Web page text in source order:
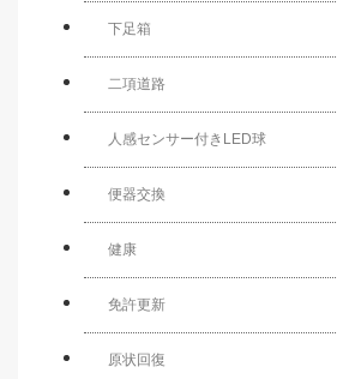
下足箱
二項道路
人感センサー付きLED球
便器交換
健康
免許更新
原状回復